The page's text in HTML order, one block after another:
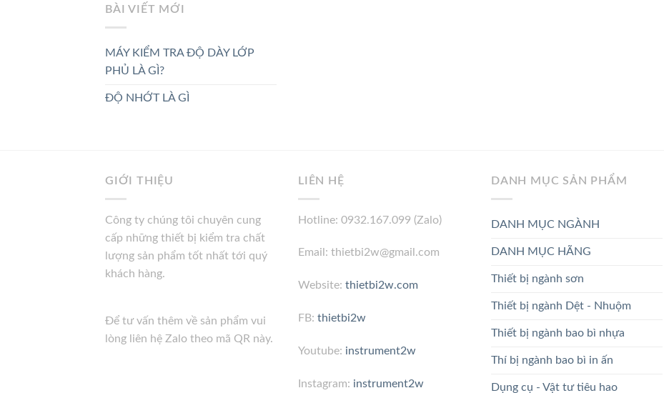
BÀI VIẾT MỚI
MÁY KIỂM TRA ĐỘ DÀY LỚP
PHỦ LÀ GÌ?
ĐỘ NHỚT LÀ GÌ
GIỚI THIỆU
Công ty chúng tôi chuyên cung
cấp những thiết bị kiểm tra chất
lượng sản phẩm tốt nhất tới quý
khách hàng.
Để tư vấn thêm về sản phẩm vui
lòng liên hệ Zalo theo mã QR này.
LIÊN HỆ
Hotline: 0932.167.099 (Zalo)
Email: thietbi2w@gmail.com
Website: thietbi2w.com
FB: thietbi2w
Youtube: instrument2w
Instagram: instrument2w
DANH MỤC SẢN PHẨM
DANH MỤC NGÀNH
DANH MỤC HÃNG
Thiết bị ngành sơn
Thiết bị ngành Dệt - Nhuộm
Thiết bị ngành bao bì nhựa
Thí bị ngành bao bì in ấn
Dụng cụ - Vật tư tiêu hao